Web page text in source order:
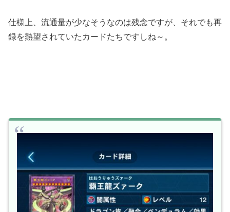
仕様上、流通量が少なそうなのは残念ですが、それでも再
録を熱望されていたカードたちですしね～。